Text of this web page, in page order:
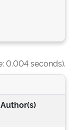
0.004 seconds).
Author(s)